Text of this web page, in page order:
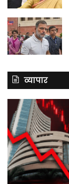
व्यापार